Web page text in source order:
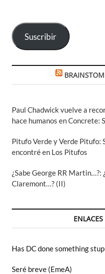
Suscribir
Paul Chadwick vuelve a
hace humanos en Concrete:
Pitufo Verde y Verde Pitufo:
encontré en Los Pitufos
¿Sabe George RR Martin…?:
Claremont…? (II)
ENLACES
Has DC done something
Seré breve (EmeA)